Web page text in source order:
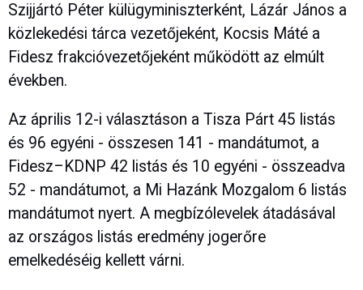
Szijjártó Péter külügyminiszterként, Lázár János a
közlekedési tárca vezetőjeként, Kocsis Máté a
Fidesz frakcióvezetőjeként működött az elmúlt
években.
Az április 12-i választáson a Tisza Párt 45 listás
és 96 egyéni - összesen 141 - mandátumot, a
Fidesz–KDNP 42 listás és 10 egyéni - összeadva
52 - mandátumot, a Mi Hazánk Mozgalom 6 listás
mandátumot nyert. A megbízólevelek átadásával
az országos listás eredmény jogerőre
emelkedéséig kellett várni.